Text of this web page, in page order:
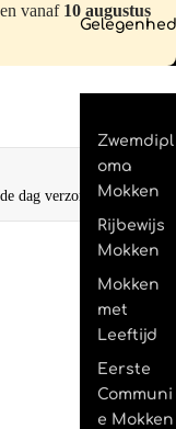
Zwemdipl
oma
Mokken
Rijbewijs
Mokken
Mokken
met
Leeftijd
Eerste
Communi
e Mokken
vanaf 10 augustus
dag verzonden.